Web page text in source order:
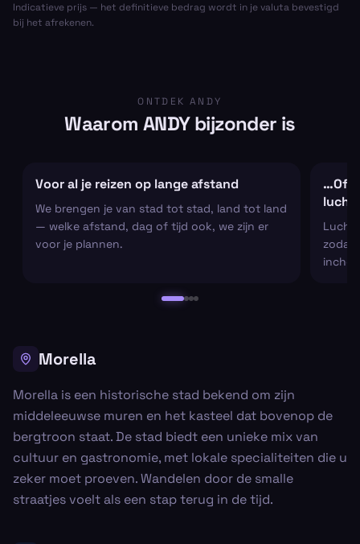
Indicatieve prijs — het definitieve bedrag wordt in je valuta bevestigd
bij het afrekenen.
ONTDEK ANDY
Waarom ANDY bijzonder is
Voor al je reizen op lange afstand
We brengen je van stad tot stad, land tot land
— welke afstand, dag of tijd ook, we zijn er
voor je plannen.
…Of
zodat
Morella
Morella is een historische stad bekend om zijn
middeleeuwse muren en het kasteel dat bovenop de
bergtroon staat. De stad biedt een unieke mix van
cultuur en gastronomie, met lokale specialiteiten die u
zeker moet proeven. Wandelen door de smalle
straatjes voelt als een stap terug in de tijd.